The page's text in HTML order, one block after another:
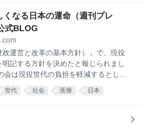
で、際立つ存在感
策の狙いは何か。反
生かせる学びはあ
産サグラダ・ファミ
都市バルセロナ。
ると、移民が多く
くいない代わりに、
なる日本の運命（週刊プレ
式BLOG
運営と改革の基本方針）」で、現役
記する方針を決めたと報じられまし
会は現役世代の負担を軽減するとし
則3割」にするだけでなく、社会保
％台に引き下げるという数値目標を求
する保険料を国民所得で割って算出
世代 社会 医療 日本